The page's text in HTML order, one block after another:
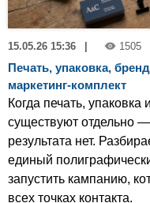
15.05.26 15:36 | 1505
Печать, упаковка,
маркетинг-комплект
Когда печать, упаковка
существуют отдельно
результата нет.
единый
запустить кампанию,
всех точках контакта.